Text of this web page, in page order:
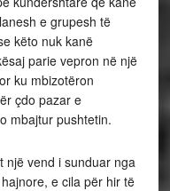
e grupesh të
këto nuk kanë
parie vepron në një
ku mbizotëron
çdo pazar e
mbajtur pushtetin.
një vend i sunduar nga
e cila për hir të